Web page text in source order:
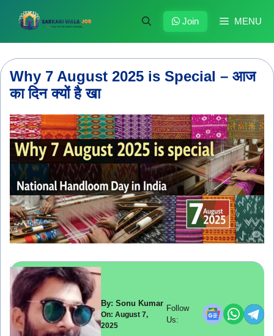
content
MENU
Join
Why 7 August 2025 is Special – आज
का दिन क्यों है खा
By: Sonu Kumar
On: August 7,
2025
Follow
Us: